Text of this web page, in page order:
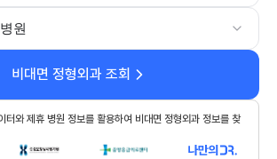
원
비대면 정형외과 조회
터와 제휴 병원 정보를 활용하여 비대면 정형외과 정보를 찾